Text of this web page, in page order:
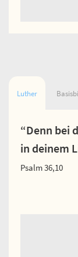
Luther
“Denn bei
in deinem
Psalm 36,10